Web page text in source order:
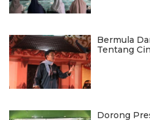
Bermula
Tentang
Dorong